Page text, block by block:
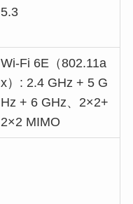
5.3
Wi-Fi 6E（802.11a
x）: 2.4 GHz + 5 G
Hz + 6 GHz、2×2+
2×2 MIMO